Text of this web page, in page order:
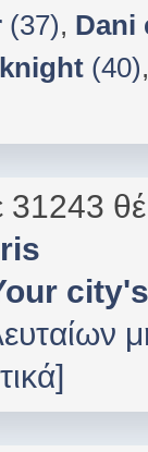
(37), Dani
(40)